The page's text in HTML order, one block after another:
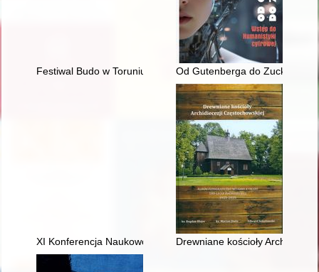
Festiwal Budo w Toruniu w latach 1994-2016 = The Budo
Od Gutenberga do
XI Konferencja Naukowo Techniczna "Renowacja budynków
Drewniane kościoły